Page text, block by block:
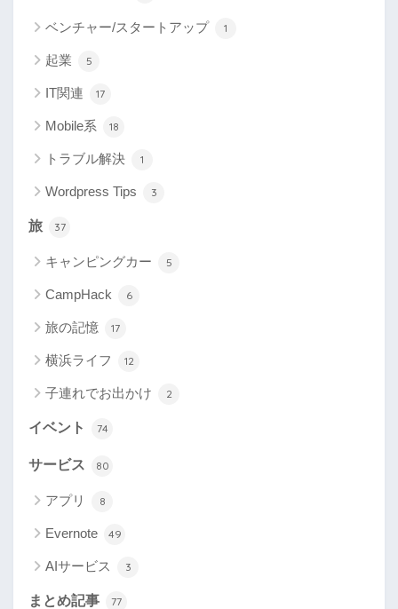
ベンチャー/スタートアップ 1
起業 5
IT関連 17
Mobile系 18
トラブル解決 1
Wordpress Tips 3
旅 37
キャンピングカー 5
CampHack 6
旅の記憶 17
横浜ライフ 12
子連れでお出かけ 2
イベント 74
サービス 80
アプリ 8
Evernote 49
AIサービス 3
まとめ記事 77